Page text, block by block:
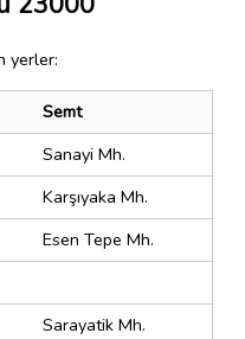
yerler:
Semt
Sanayi Mh.
Karşıyaka Mh.
Esen Tepe Mh.
Sarayatik Mh.